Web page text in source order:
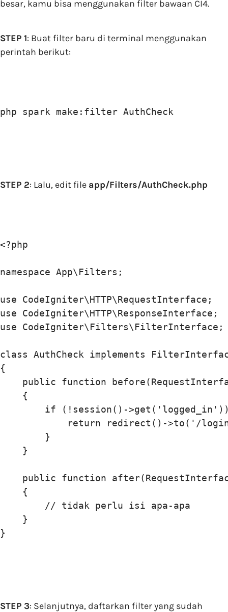
besar, kamu bisa menggunakan filter bawaan CI4.
STEP 1: Buat filter baru di terminal menggunakan
perintah berikut:
php spark make:filter AuthCheck
STEP 2: Lalu, edit file app/Filters/AuthCheck.php
<?php
namespace App\Filters;
use CodeIgniter\HTTP\RequestInterface;
use CodeIgniter\HTTP\ResponseInterface;
use CodeIgniter\Filters\FilterInterface;
class AuthCheck implements
{
public function
    {
if (!session()-
return redirect()->to('/
        }
    }
public function
    {
        // tidak perlu isi apa-apa
    }
STEP 3: Selanjutnya, daftarkan filter yang sudah